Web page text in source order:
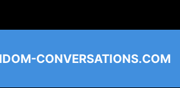
CONVERSATIONS.COM